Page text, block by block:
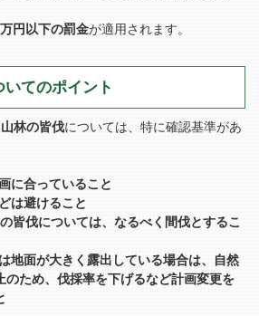
円以下の罰金が適用されます。
いてのポイント
林の皆伐については、特に確認基準があ
に合っていること
は避けること
皆伐については、なるべく間伐とするこ
地面が大きく露出している場合は、自然
のため、伐採率を下げるなど計画変更を